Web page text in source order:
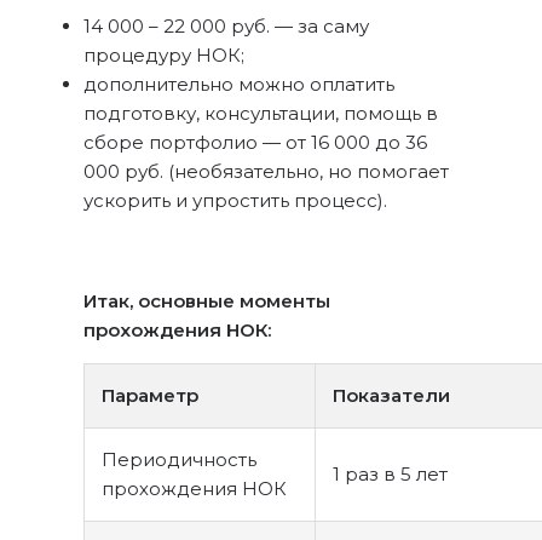
14 000 – 22 000 руб. — за саму
процедуру НОК;
дополнительно можно оплатить
подготовку, консультации, помощь в
сборе портфолио — от 16 000 до 36
000 руб. (необязательно, но помогает
ускорить и упростить процесс).
Итак, основные моменты
прохождения НОК:
Параметр Показатели
Периодичность
прохождения НОК
1 раз в 5 лет